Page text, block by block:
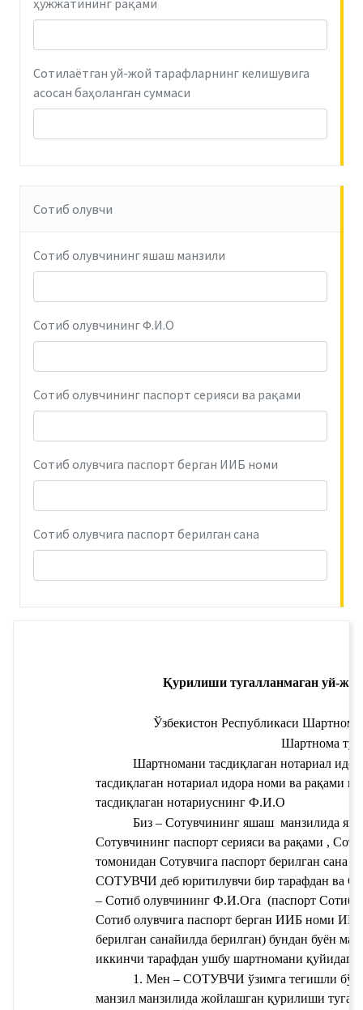
ҳужжатининг рақами
Сотилаётган уй-жой тарафларнинг келишувига
асосан баҳоланган суммаси
Сотиб олувчи
Сотиб олувчининг яшаш манзили
Сотиб олувчининг Ф.И.О
Сотиб олувчининг паспорт серияси ва рақами
Сотиб олувчига паспорт берган ИИБ номи
Сотиб олувчига паспорт берилган сана
Қурилиши тугалланмаган уй-
Ўзбекистон Республикаси Шартнома
Шартнома
Шартномани тасдиқлаган нотариал
тасдиқлаган нотариал идора номи ва рақами
тасдиқлаган нотариуснинг Ф.И.О
Биз – Сотувчининг яшаш манзилида
Сотувчининг паспорт серияси ва рақами ,
томонидан Сотувчига паспорт берилган сана
СОТУВЧИ деб юритилувчи бир тарафдан ва
– Сотиб олувчининг Ф.И.Ога (паспорт Сотиб
Сотиб олувчига паспорт берган ИИБ номи ИИБ
берилган санайилда берилган) бундан буён
иккинчи тарафдан ушбу шартномани
1. Мен – СОТУВЧИ ўзимга тегишли
манзил манзилида жойлашган қурилиши